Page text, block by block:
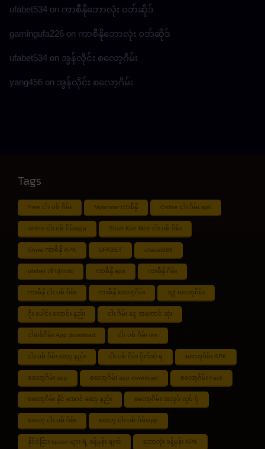
ufabet534 on ကာစီနိုဘောလုံး ဝဘ်ဆိုဒ်
gamingufa226 on ကာစီနိုဘောလုံး ဝဘ်ဆိုဒ်
ufabet534 on အွန်လိုင်း စလော့ဂိမ်း
yang456 on အွန်လိုင်း စလော့ဂိမ်း
Tags
Free ငါး ပစ် ဂိမ်း Myanmar ကာစီနို Online ငါး ဂိမ်း apk
online ငါး ပစ် ဂိမ်းapp Shan Koe Mee ငါး ပစ် ဂိမ်း
Shwe ကာစီနို APK UFABET ufabet888
ufabet เข้าสู่ระบบ ကာစီနို app ကာစီနို ဂိမ်း
ကာစီနို ငါး ပစ် ဂိမ်း ကာစီနို စလော့ဂိမ်း ကျွဲ စလော့ဂိမ်း
ဂိုး ပေါင်း လောင်း နည်း ငါး ဂိမ်း ငွေ အကောင် ဆုံး
ငါးပစ်ဂိမ်း App download ငါး ပစ် ဂိမ်း link
ငါး ပစ် ဂိမ်း ဆော့ နည်း ငါး ပစ် ဂိမ်း ပိုက်ဆံ ရ စလော့ဂိမ်း APK
စလော့ဂိမ်း app စလော့ဂိမ်း app download စလော့ဂိမ်း hack
စလော့ဂိမ်း နိုင် အောင် ဆော့ နည်း စလော့ဂိမ်း အလုပ် လုပ် ပုံ
စလော့ ငါး ပစ် ဂိမ်း စလော့ ငါး ပစ် ဂိမ်းapp
နိုင်ငံခြား tipster များ ရဲ့ ခန့်မှန်း ချက် ဘောလုံး ခန့်မှန်း APK